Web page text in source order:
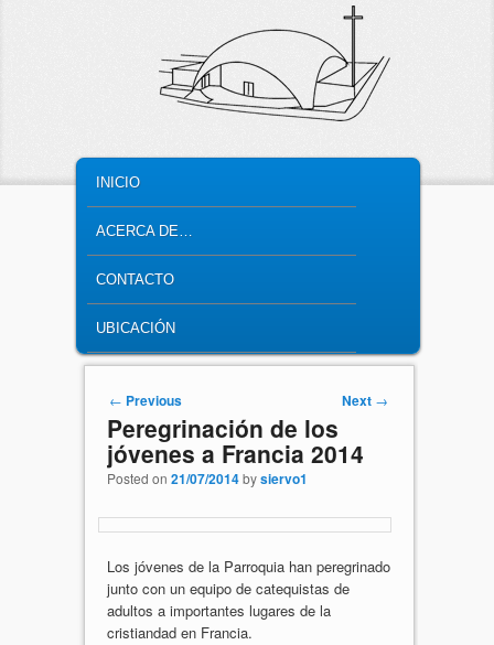
SKIP TO PRIMARY CONTENT
SKIP TO SECONDARY CONTENT
INICIO
ACERCA DE…
CONTACTO
UBICACIÓN
Post navigation
← Previous Next →
Peregrinación de los
jóvenes a Francia 2014
Posted on 21/07/2014bysiervo1
Los jóvenes de la Parroquia han peregrinado
junto con un equipo de catequistas de
adultos a importantes lugares de la
cristiandad en Francia.